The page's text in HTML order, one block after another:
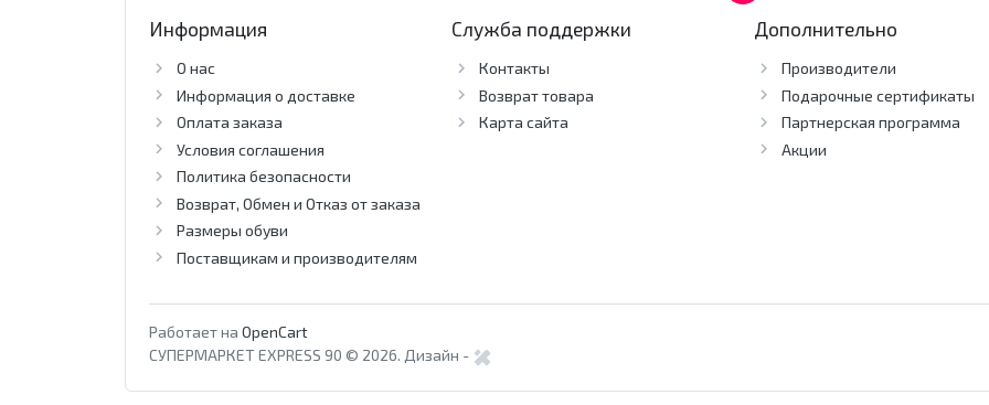
Информация
О нас
Информация о доставке
Оплата заказа
Условия соглашения
Политика безопасности
Возврат, Обмен и Отказ от заказа
Размеры обуви
Поставщикам и производителям
Служба поддержки
Контакты
Возврат товара
Карта сайта
Дополнительно
Производители
Подарочные сертификаты
Партнерская программа
Акции
Работает на OpenCart
СУПЕРМАРКЕТ EXPRESS 90 © 2026. Дизайн -